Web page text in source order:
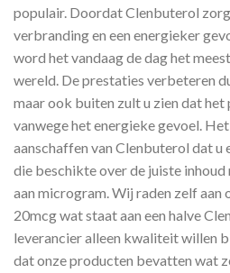
populair. Doordat Clenbuterol
verbranding en een energieker
word het vandaag de dag het
wereld. De prestaties verbeteren
maar ook buiten zult u zien dat
vanwege het energieke gevoel.
aanschaffen van Clenbuterol dat u
die beschikte over de juiste
aan microgram. Wij raden zelf aan
20mcg wat staat aan een halve
leverancier alleen kwaliteit willen
dat onze producten bevatten wat